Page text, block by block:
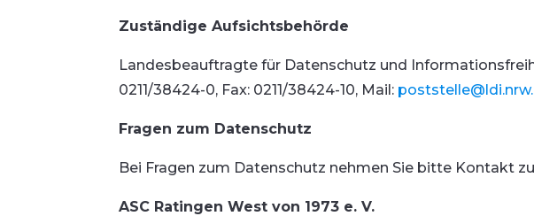
Zuständige Aufsichtsbehörde
Landesbeauftragte für Datenschutz und
0211/38424-0, Fax: 0211/38424-10, Mail:
Fragen zum Datenschutz
Bei Fragen zum Datenschutz nehmen Sie bitte Kontakt
ASC Ratingen West von 1973 e. V.